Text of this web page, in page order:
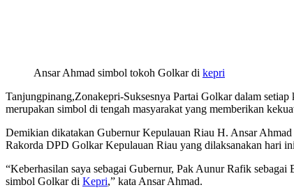
Ansar Ahmad simbol tokoh Golkar di kepri
Tanjungpinang,Zonakepri-Suksesnya Partai Golkar dalam
merupakan simbol di tengah masyarakat yang memberikan
Demikian dikatakan Gubernur Kepulauan Riau H. Ansar
Rakorda DPD Golkar Kepulauan Riau yang dilaksanakan hari
“Keberhasilan saya sebagai Gubernur, Pak Aunur Rafik
simbol Golkar di Kepri,” kata Ansar Ahmad.